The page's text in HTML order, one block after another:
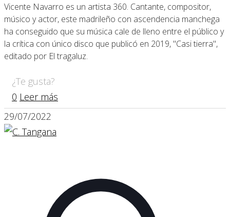
Vicente Navarro es un artista 360. Cantante, compositor,
músico y actor, este madrileño con ascendencia manchega
ha conseguido que su música cale de lleno entre el público y
la crítica con único disco que publicó en 2019, "Casi tierra",
editado por El tragaluz.
¿Te gusta?
0 Leer más
29/07/2022